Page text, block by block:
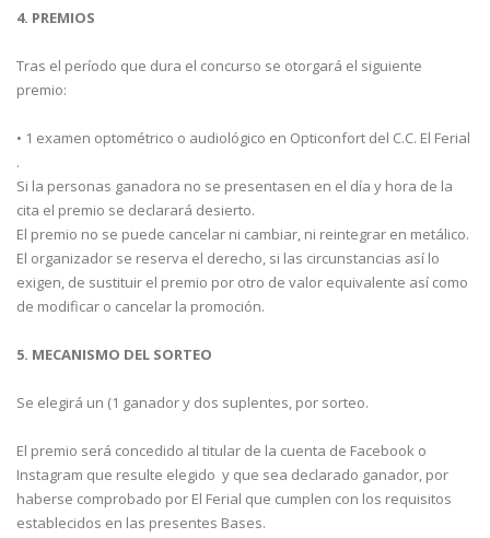
4. PREMIOS
Tras el período que dura el concurso se otorgará el siguiente
premio:
• 1 examen optométrico o audiológico en Opticonfort del C.C. El Ferial
.
Si la personas ganadora no se presentasen en el día y hora de la
cita el premio se declarará desierto.
El premio no se puede cancelar ni cambiar, ni reintegrar en metálico.
El organizador se reserva el derecho, si las circunstancias así lo
exigen, de sustituir el premio por otro de valor equivalente así como
de modificar o cancelar la promoción.
5. MECANISMO DEL SORTEO
Se elegirá un (1 ganador y dos suplentes, por sorteo.
El premio será concedido al titular de la cuenta de Facebook o
Instagram que resulte elegido y que sea declarado ganador, por
haberse comprobado por El Ferial que cumplen con los requisitos
establecidos en las presentes Bases.